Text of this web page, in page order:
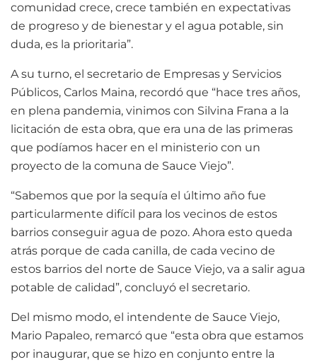
comunidad crece, crece también en expectativas
de progreso y de bienestar y el agua potable, sin
duda, es la prioritaria”.
A su turno, el secretario de Empresas y Servicios
Públicos, Carlos Maina, recordó que “hace tres años,
en plena pandemia, vinimos con Silvina Frana a la
licitación de esta obra, que era una de las primeras
que podíamos hacer en el ministerio con un
proyecto de la comuna de Sauce Viejo”.
“Sabemos que por la sequía el último año fue
particularmente difícil para los vecinos de estos
barrios conseguir agua de pozo. Ahora esto queda
atrás porque de cada canilla, de cada vecino de
estos barrios del norte de Sauce Viejo, va a salir agua
potable de calidad”, concluyó el secretario.
Del mismo modo, el intendente de Sauce Viejo,
Mario Papaleo, remarcó que “esta obra que estamos
por inaugurar, que se hizo en conjunto entre la